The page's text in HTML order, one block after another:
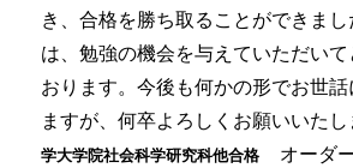
き、合格を勝ち取ることができま
は、勉強の機会を与えていただい
おります。今後も何かの形でお世
ますが、何卒よろしくお願いいた
学大学院社会科学研究科他合格
オーダ